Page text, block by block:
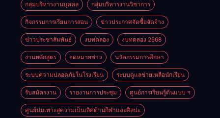
กลุ่มบริหารงานบุคคล กลุ่มบริหารงานวิชาการ
กิจกรรมการเรียนการสอน ข่าวประกาศจัดซื้อจัดจ้าง
ข่าวประชาสัมพันธ์ งบทดลอง งบทดลอง 2568
งานหลักสูตร จดหมายข่าว นวัตกรรมการศึกษา
ระบบความปลอดภัยในโรงเรียน ระบบดูแลช่วยเหลือนักเรียน
รับสมัครงาน รายงานการประชุม ศูนย์การเรียนรู้ต้นแบบ ฯ
ศูนย์บ่มเพาะสู่ความเป็นเลิศด้านกีฬาและศิลปะ